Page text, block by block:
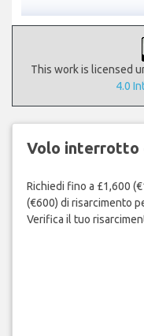
This work is licensed
4.0
Volo interrotto
Richiedi fino a £1,600
(€600) di risarcimento
Verifica il tuo